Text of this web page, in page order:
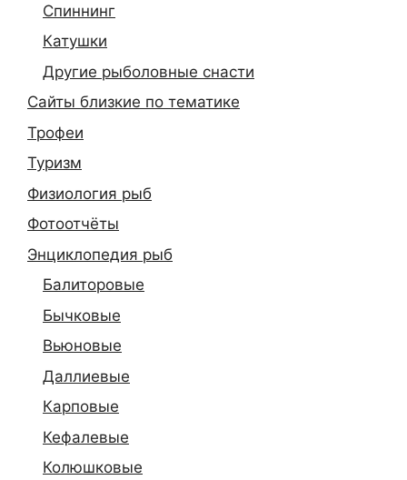
Спиннинг
Катушки
Другие рыболовные снасти
Сайты близкие по тематике
Трофеи
Туризм
Физиология рыб
Фотоотчёты
Энциклопедия рыб
Балиторовые
Бычковые
Вьюновые
Даллиевые
Карповые
Кефалевые
Колюшковые